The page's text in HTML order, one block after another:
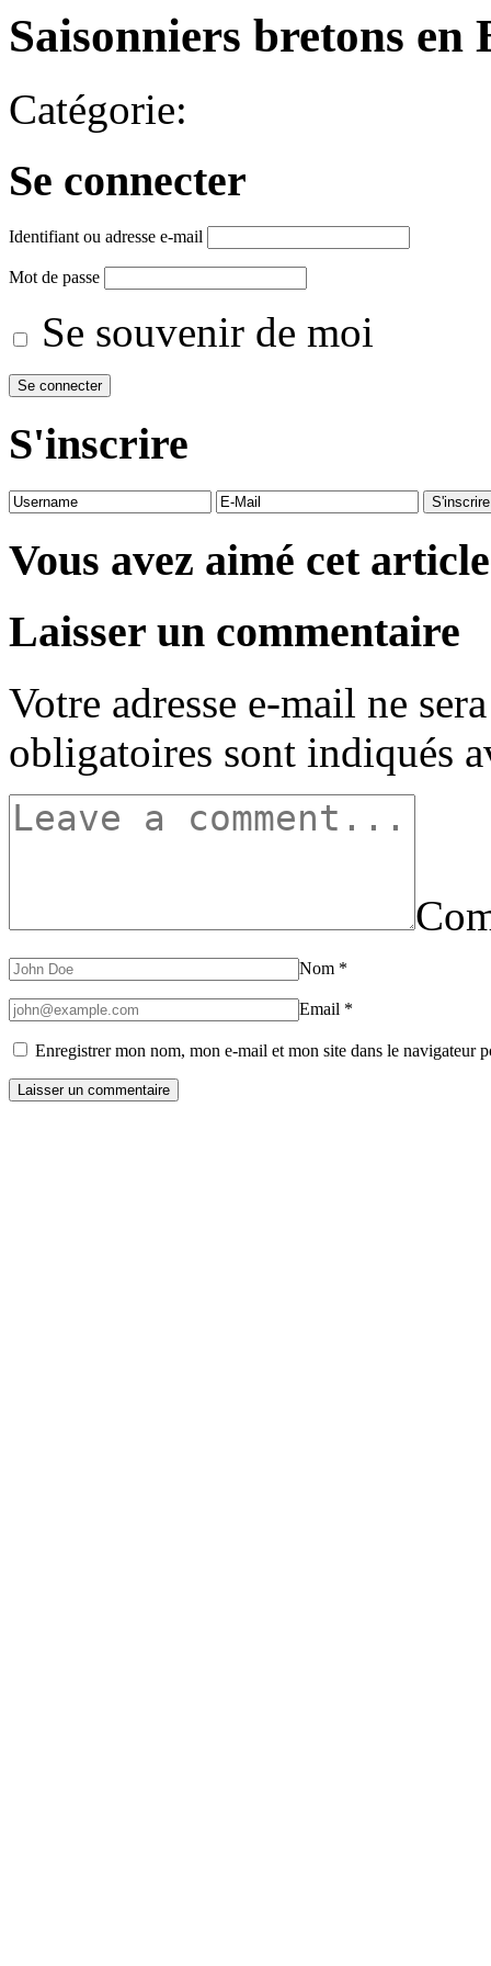
Saisonniers bretons en
Catégorie:
Se connecter
Identifiant ou adresse e-mail
Mot de passe
Se souvenir de moi
S'inscrire
Vous avez aimé cet
Laisser un commentaire
Votre adresse e-mail ne
obligatoires sont indiqués
Nom *
Email *
Enregistrer mon nom, mon e-mail et mon site dans le navigateur